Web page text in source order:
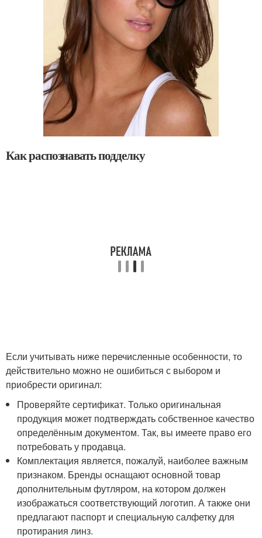
Как распознавать подделку
Если учитывать ниже перечисленные особенности, то
действительно можно не ошибиться с выбором и
приобрести оригинал:
Проверяйте сертификат. Только оригинальная
продукция может подтверждать собственное качество
определённым документом. Так, вы имеете право его
потребовать у продавца.
Комплектация является, пожалуй, наиболее важным
признаком. Бренды оснащают основной товар
дополнительным футляром, на котором должен
изображаться соответствующий логотип. А также они
предлагают паспорт и специальную салфетку для
протирания линз.